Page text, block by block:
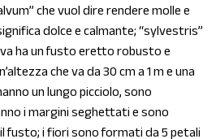
che vuol dire rendere molle e
dolce e calmante; “sylvestris”
ha un fusto eretto robusto e
che va da 30 cm a 1 m e una
un lungo picciolo, sono
i margini seghettati e sono
il fusto; i fiori sono formati da 5 petali